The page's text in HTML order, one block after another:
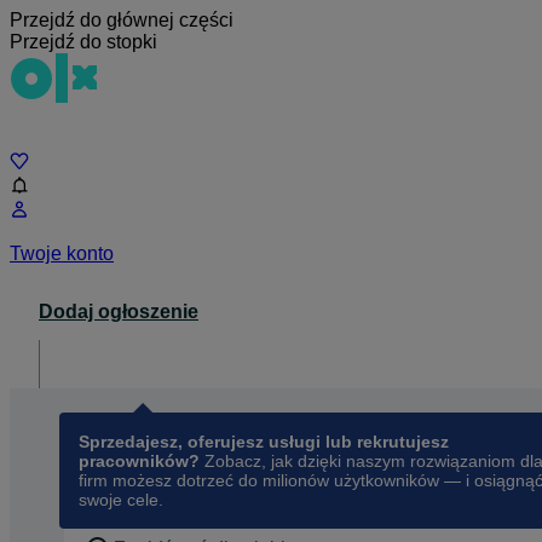
Przejdź do głównej części
Przejdź do stopki
Twoje konto
Dodaj ogłoszenie
Sprzedajesz, oferujesz usługi lub rekrutujesz
pracowników? Zobacz, jak dzięki naszym rozwiązaniom dla
firm możesz dotrzeć do milionów użytkowników — i osiągnąć
swoje cele.